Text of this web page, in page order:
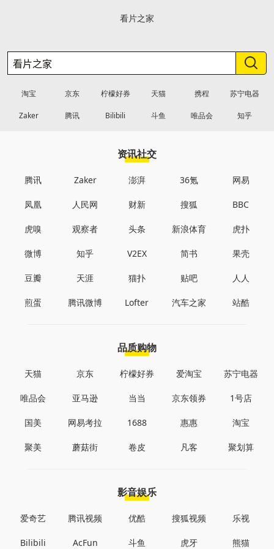
看片之家
淘宝 京东 柠檬好券 天猫 携程 苏宁电器
Zaker 腾讯 Bilibili 斗鱼 唯品会 知乎
资讯社交
腾讯 Zaker 澎湃 36氪 网易
凤凰 人民网 财新 搜狐 BBC
虎嗅 观察者 头条 新浪体育 虎扑
微博 知乎 V2EX 简书 果壳
豆瓣 天涯 猫扑 贴吧 人人
煎蛋 腾讯微博 Lofter 汽车之家 站酷
品质购物
天猫 京东 柠檬好券 爱淘宝 苏宁电器
唯品会 亚马逊 当当 京东领券 1号店
国美 网易考拉 1688 惠惠 淘宝
聚美 蘑菇街 卷皮 凡客 聚划算
影音娱乐
爱奇艺 腾讯视频 优酷 搜狐视频 乐视
Bilibili AcFun 斗鱼 虎牙 熊猫